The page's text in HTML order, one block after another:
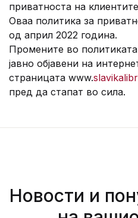
приватноста на
Оваа политика за
од април 2022 година.
Промените во
јавно објавени на
страницатa www.
пред да стапат во сила.
Новости и